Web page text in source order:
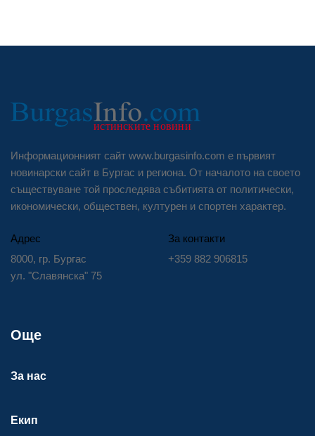
Информационният сайт www.burgasinfo.com е първият
новинарски сайт в Бургас и региона. От началото на своето
съществуване той проследява събитията от политически,
икономически, обществен, културен и спортен характер.
Адрес
8000, гр. Бургас
ул. "Славянска" 75
За контакти
+359 882 906815
Още
За нас
Екип